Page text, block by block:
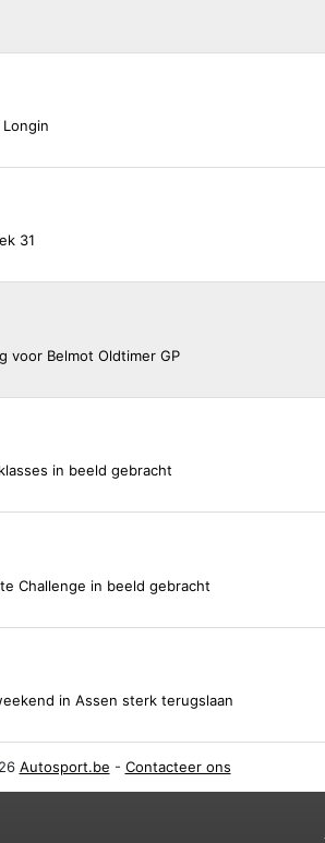
31
voor Belmot Oldtimer GP
in beeld gebracht
Challenge in beeld gebracht
in Assen sterk terugslaan
Autosport.be - Contacteer ons